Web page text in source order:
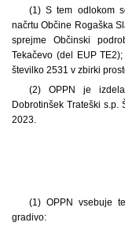
(1) S tem odlokom
načrtu Občine Rogaška
sprejme Občinski
Tekačevo (del EUP
številko 2531 v zbirki
(2) OPPN je
Dobrotinšek Trateški
2023.
(1) OPPN vsebuje
gradivo: